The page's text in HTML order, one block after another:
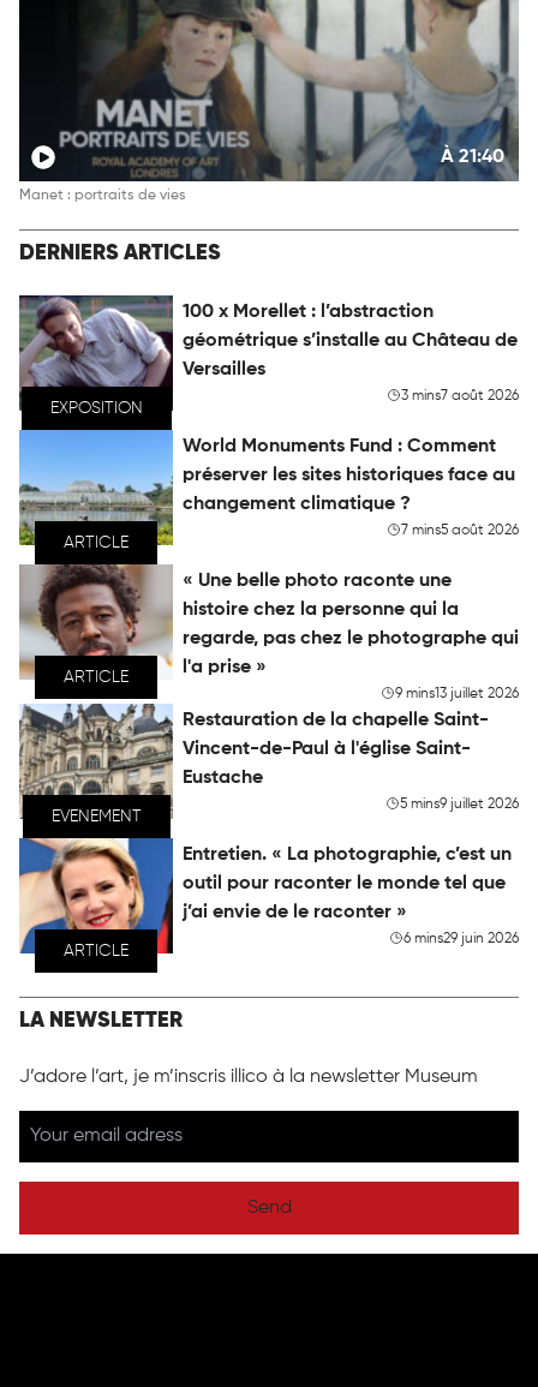
À 21:40
Manet : portraits de vies
DERNIERS ARTICLES
EXPOSITION
100 x Morellet : l’abstraction
géométrique s’installe au Château de
Versailles
3 mins7 août 2026
ARTICLE
World Monuments Fund : Comment
préserver les sites historiques face au
changement climatique ?
7 mins5 août 2026
ARTICLE
« Une belle photo raconte une
histoire chez la personne qui la
regarde, pas chez le photographe qui
l'a prise »
9 mins13 juillet 2026
EVENEMENT
Restauration de la chapelle Saint-
Vincent-de-Paul à l'église Saint-
Eustache
5 mins9 juillet 2026
ARTICLE
Entretien. « La photographie, c’est un
outil pour raconter le monde tel que
j’ai envie de le raconter »
6 mins29 juin 2026
LA NEWSLETTER
J’adore l’art, je m’inscris illico à la newsletter Museum
Send